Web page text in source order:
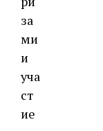
за
ми
и
уча
ст
ие